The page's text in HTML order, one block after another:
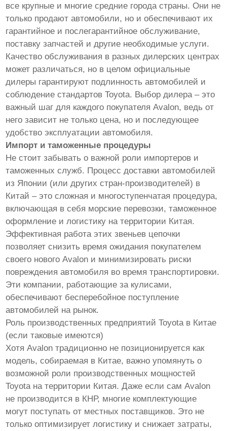
все крупные и многие средние города страны. Они не
только продают автомобили, но и обеспечивают их
гарантийное и послегарантийное обслуживание,
поставку запчастей и другие необходимые услуги.
Качество обслуживания в разных дилерских центрах
может различаться, но в целом официальные
дилеры гарантируют подлинность автомобилей и
соблюдение стандартов Toyota. Выбор дилера – это
важный шаг для каждого покупателя Avalon, ведь от
него зависит не только цена, но и последующее
удобство эксплуатации автомобиля.
Импорт и таможенные процедуры
Не стоит забывать о важной роли импортеров и
таможенных служб. Процесс доставки автомобилей
из Японии (или других стран-производителей) в
Китай – это сложная и многоступенчатая процедура,
включающая в себя морские перевозки, таможенное
оформление и логистику на территории Китая.
Эффективная работа этих звеньев цепочки
позволяет снизить время ожидания покупателем
своего нового Avalon и минимизировать риски
повреждения автомобиля во время транспортировки.
Эти компании, работающие за кулисами,
обеспечивают бесперебойное поступление
автомобилей на рынок.
Роль производственных предприятий Toyota в Китае
(если таковые имеются)
Хотя Avalon традиционно не позиционируется как
модель, собираемая в Китае, важно упомянуть о
возможной роли производственных мощностей
Toyota на территории Китая. Даже если сам Avalon
не производится в КНР, многие комплектующие
могут поступать от местных поставщиков. Это не
только оптимизирует логистику и снижает затраты,